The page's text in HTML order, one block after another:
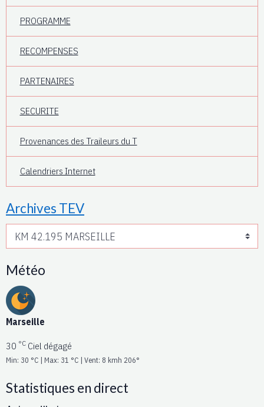
PROGRAMME
RECOMPENSES
PARTENAIRES
SECURITE
Provenances des Traileurs du T
Calendriers Internet
Archives TEV
Météo
Marseille
30 °C Ciel dégagé
Min: 30 °C | Max: 31 °C | Vent: 8 kmh 206°
Statistiques en direct